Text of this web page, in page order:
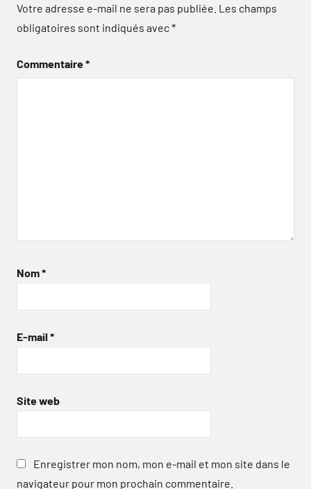
Votre adresse e-mail ne sera pas publiée. Les champs
obligatoires sont indiqués avec*
Commentaire*
Nom*
E-mail *
Site web
Enregistrer mon nom, mon e-mail et mon site dans le
navigateur pour mon prochain commentaire.